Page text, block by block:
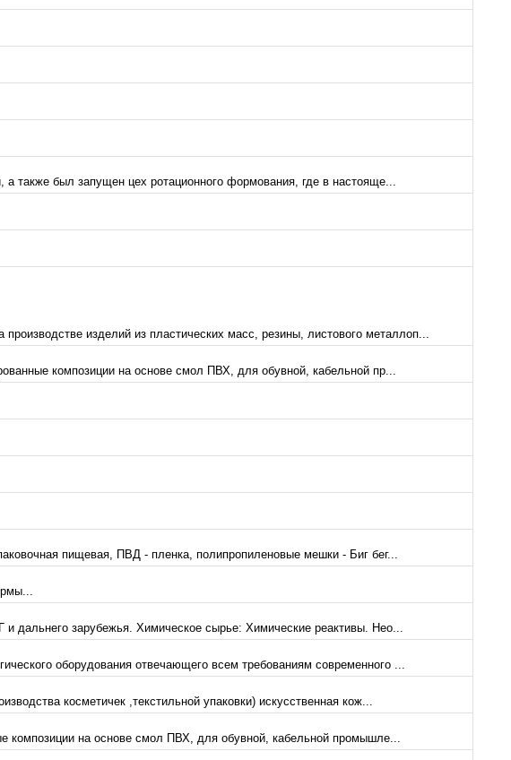
также был запущен цех ротационного формования, где в настояще...
изделий из пластических масс, резины, листового металлоп...
композиции на основе смол ПВХ, для обувной, кабельной пр...
пищевая, ПВД - пленка, полипропиленовые мешки - Биг бег...
и дальнего зарубежья. Химическое сырье: Химические реактивы. Нео...
оборудования отвечающего всем требованиям современного ...
косметичек ,текстильной упаковки) искусственная кож...
композиции на основе смол ПВХ, для обувной, кабельной промышле...